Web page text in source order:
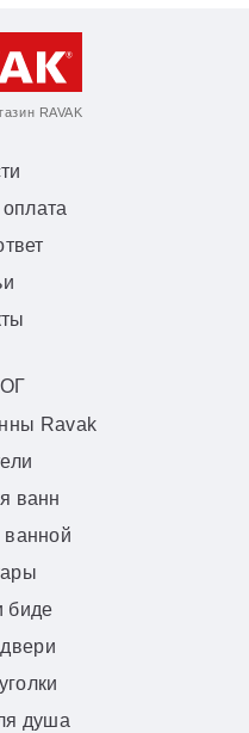
RAVAK
Ravak
ванн
ванной
биде
душа